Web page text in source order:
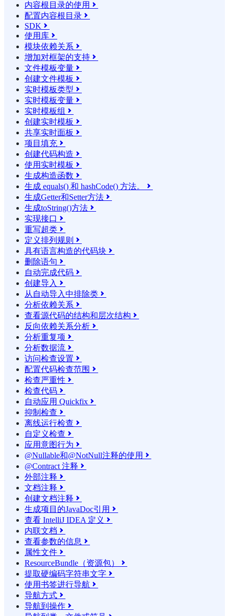
内容根目录的使用 
配置内容根目录 
SDK 
使用库 
模块依赖关系 
增加对框架的支持 
文件模板变量 
创建文件模板 
实时模板类型 
实时模板变量 
实时模板组 
创建实时模板 
共享实时面板 
项目填充 
创建代码构造 
使用实时模板 
生成构造函数 
生成 equals() 和 hashCode() 方法。 
生成Getter和Setter方法 
生成toString()方法 
实现接口 
重写超类 
定义排列规则 
具有语言构造的代码块 
删除语句 
自动完成代码 
创建导入 
从自动导入中排除类 
分析依赖关系 
查看源代码的结构和层次结构 
反向依赖关系分析 
分析重复项 
分析数据流 
访问检查设置 
配置代码检查范围 
检查严重性 
检查代码 
自动应用 Quickfix 
抑制检查 
离线运行检查 
自定义检查 
应用意图行为 
@Nullable和@NotNull注释的使用 
@Contract 注释 
外部注释 
文档注释 
创建文档注释 
生成项目的JavaDoc引用 
查看 IntelliJ IDEA 定义 
内联文档 
查看参数的信息 
属性文件 
ResourceBundle（资源包） 
提取硬编码字符串文字 
使用书签进行导航 
导航方式 
导航到操作 